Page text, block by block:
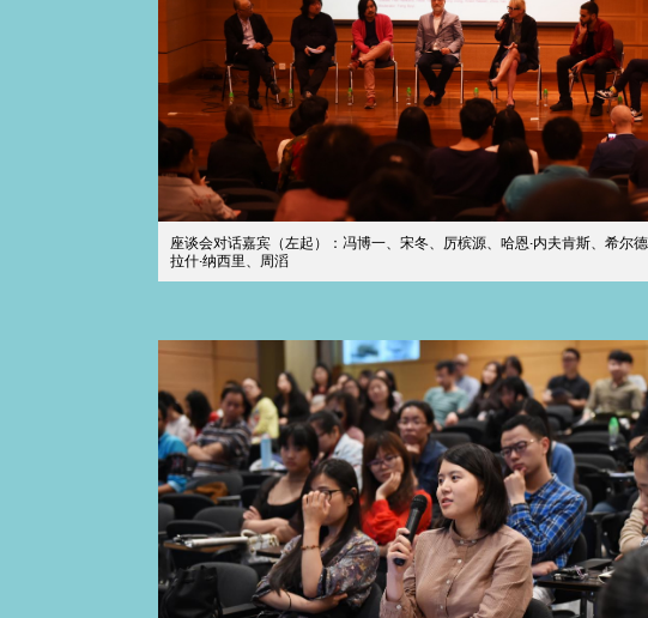
座谈会对话嘉宾（左起）：冯博一、宋冬、厉槟源、哈恩·内夫肯斯、希尔
拉什·纳西里、周滔